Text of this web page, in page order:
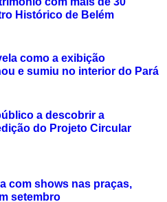
Histórico de Belém
como a exibição
e sumiu no interior do Pará
a descobrir a
do Projeto Circular
com shows nas praças,
setembro